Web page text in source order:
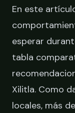
En este
esperar
tabla
Xilitla. Como
locales, más de